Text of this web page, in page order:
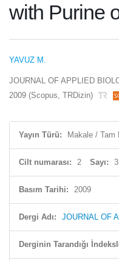
with Purine
YAVUZ M.
JOURNAL OF APPLIED
2009 (Scopus, TRDizin)
Yayın Türü: Makale / Tam
Cilt numarası: 2 Sayı: 3
Basım Tarihi: 2009
Dergi Adı: JOURNAL OF
Derginin Tarandığı